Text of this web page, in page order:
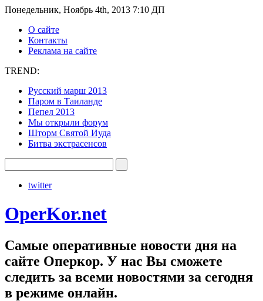
Понедельник, Ноябрь 4th, 2013 7:10 ДП
О сайте
Контакты
Реклама на сайте
TREND:
Русский марш 2013
Паром в Таиланде
Пепел 2013
Мы открыли форум
Шторм Святой Иуда
Битва экстрасенсов
twitter
OperKor.net
Самые оперативные новости дня на
сайте Оперкор. У нас Вы сможете
следить за всеми новостями за сегодня
в режиме онлайн.